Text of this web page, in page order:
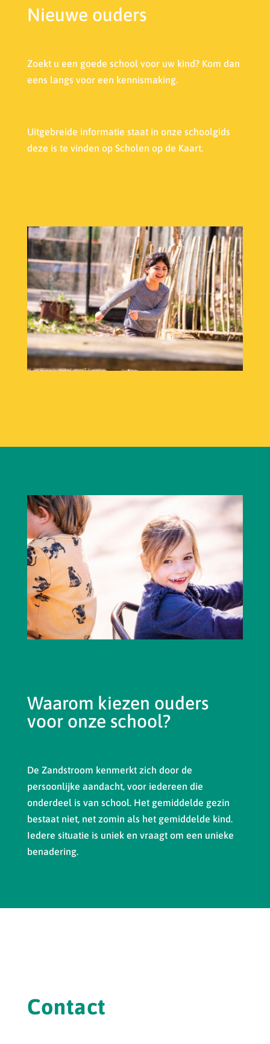
Nieuwe ouders
Zoekt u een goede school voor uw kind? Kom dan
eens langs voor een kennismaking.
Uitgebreide informatie staat in onze schoolgids
deze is te vinden op Scholen op de Kaart.
Waarom kiezen ouders
voor onze school?
De Zandstroom kenmerkt zich door de
persoonlijke aandacht, voor iedereen die
onderdeel is van school. Het gemiddelde gezin
bestaat niet, net zomin als het gemiddelde kind.
Iedere situatie is uniek en vraagt om een unieke
benadering.
Contact